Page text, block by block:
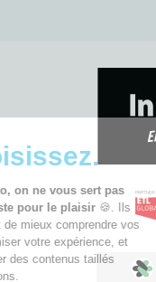
🚀
Chez In Extenso, on ne
des cookies juste pour
nous permettent de
besoins, d’optimiser votre
de vous proposer des